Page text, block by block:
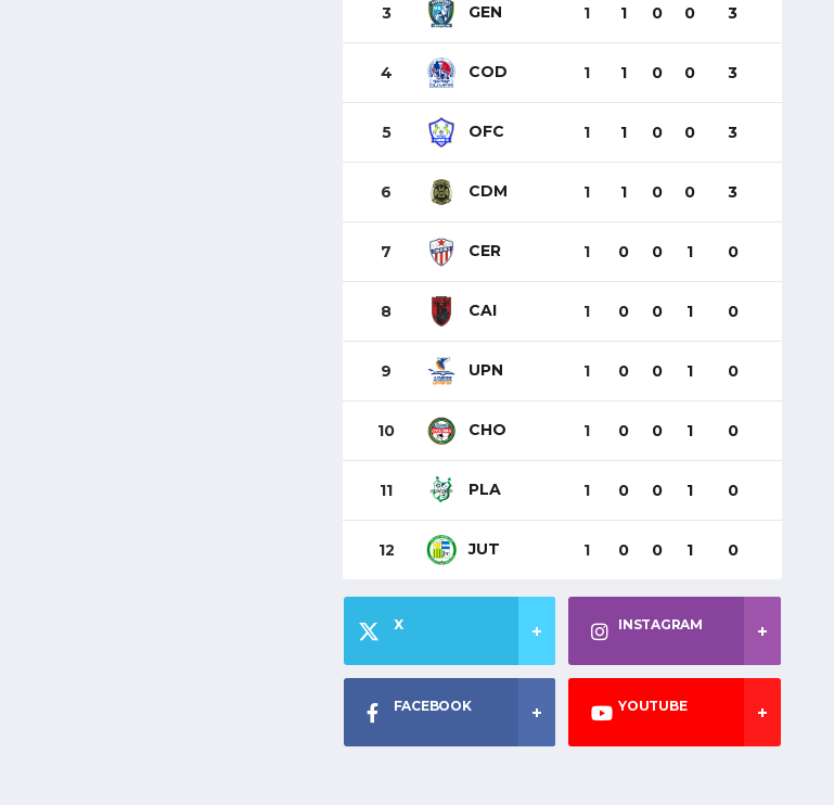
3 GEN 1 1 0 0 3
4 COD 1 1 0 0 3
5 OFC 1 1 0 0 3
6 CDM 1 1 0 0 3
7 CER 1 0 0 1 0
8 CAI 1 0 0 1 0
9 UPN 1 0 0 1 0
10 CHO 1 0 0 1 0
11 PLA 1 0 0 1 0
12 JUT 1 0 0 1 0
X INSTAGRAM
FACEBOOK YOUTUBE